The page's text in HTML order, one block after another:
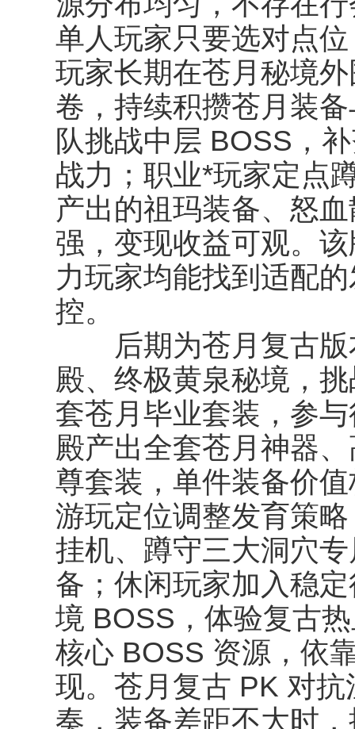
单人玩家只要选对点
玩家长期在苍月秘境
卷，持续积攒苍月装
队挑战中层 BOSS，
战力；职业*玩家定点
产出的祖玛装备、怒
强，变现收益可观。
力玩家均能找到适配
控。
后期为苍月复古版
殿、终极黄泉秘境，
套苍月毕业套装，参
殿产出全套苍月神器
尊套装，单件装备价
游玩定位调整发育策
挂机、蹲守三大洞穴
备；休闲玩家加入稳
境 BOSS，体验复古
核心 BOSS 资源，依
现。苍月复古 PK 对
奏，装备差距不大时